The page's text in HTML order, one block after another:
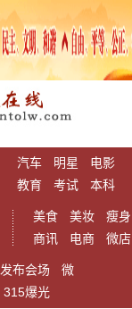
汽车 明星
电影
教育
考试 本科
美食 美妆
瘦身
商讯
电商 微店
发布会场
微
315爆光